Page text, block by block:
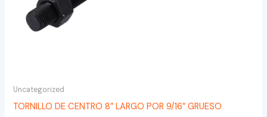
Uncategorized
TORNILLO DE CENTRO 8″ LARGO POR 9/16″ GRUESO